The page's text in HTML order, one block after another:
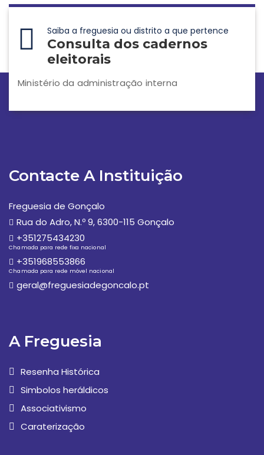
Saiba a freguesia ou distrito a que pertence
Consulta dos cadernos
eleitorais
Ministério da administração interna
Contacte A Instituição
Freguesia de Gonçalo
Rua do Adro, N.º 9, 6300-115 Gonçalo
+351275434230
Chamada para rede fixa nacional
+351968553866
Chamada para rede móvel nacional
geral@freguesiadegoncalo.pt
A Freguesia
Resenha Histórica
Simbolos heráldicos
Associativismo
Caraterização